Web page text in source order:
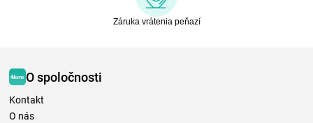
Záruka vrátenia peňazí
O spoločnosti
Kontakt
O nás